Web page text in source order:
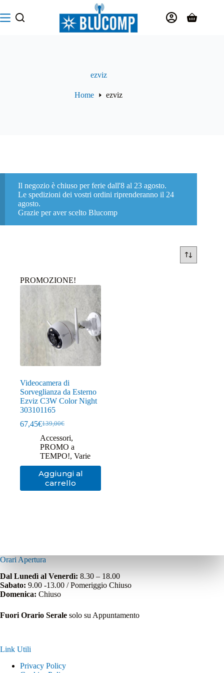
al
contenuto
Carrello
ezviz
Home ezviz
Il negozio è chiuso per ferie dall'8 al 23 agosto.
Le spedizioni dei vostri ordini riprenderanno il 24
agosto.
Grazie per aver scelto Blucomp
PROMOZIONE!
Videocamera di
Sorveglianza da Esterno
Ezviz C3W Color Night
303101165
139,00€
Il
prezzo
originale
era:
67,45€Il
prezzo
attuale
è:
Accessori,
PROMO a
TEMPO!, Varie
Aggiungi al
carrello
Orari Apertura
Dal Lunedì al Venerdì: 8.30 – 18.00
Sabato: 9.00 -13.00 / Pomeriggio Chiuso
Domenica: Chiuso
Fuori Orario Serale solo su Appuntamento
Link Utili
Privacy Policy